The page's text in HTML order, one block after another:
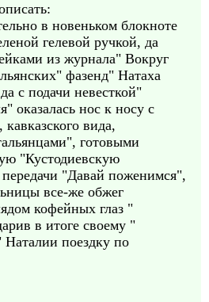
в новеньком блокноте
гелевой ручкой, да
из журнала" Вокруг
фазенд" Натаха
с подачи невесткой"
оказалась нос к носу с
вида,
готовыми
"Кустодиевскую
"Давай поженимся",
все-же обжег
кофейных глаз "
в итоге своему "
поездку по